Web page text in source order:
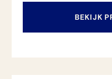
BEKIJK